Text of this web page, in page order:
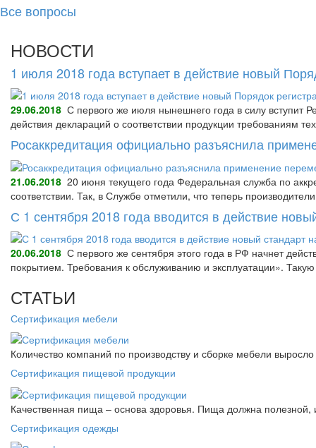
Все вопросы
НОВОСТИ
1 июля 2018 года вступает в действие новый
29.06.2018 С первого же июля нынешнего года в силу вступит
действия деклараций о соответствии продукции требованиям
Росаккредитация официально разъяснила
21.06.2018 20 июня текущего года Федеральная служба по
соответствии. Так, в Службе отметили, что теперь
С 1 сентября 2018 года вводится в действие
20.06.2018 С первого же сентября этого года в РФ начнет
покрытием. Требования к обслуживанию и эксплуатации».
СТАТЬИ
Сертификация мебели
Количество компаний по производству и сборке мебели
Сертификация пищевой продукции
Качественная пища – основа здоровья. Пища должна
Сертификация одежды